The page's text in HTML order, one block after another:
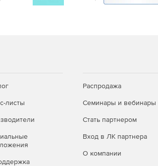
листы
Распродажа
Семинары и вебинары
Стать партнером
Вход в ЛК партнера
О компании